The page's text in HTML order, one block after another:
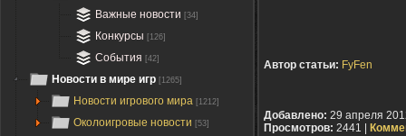
Важные новости [34]
Конкурсы [126]
События [42]
Новости в мире игр [1265]
Новости игрового мира [1212]
Околоигровые новости [53]
Автор статьи: FyFen
Добавлено: 29 апреля
Просмотров: 2441 |